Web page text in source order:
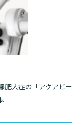
法
せ
肥大症の「アクアビー
…